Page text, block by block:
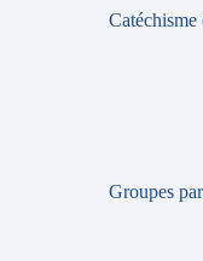
Groupes